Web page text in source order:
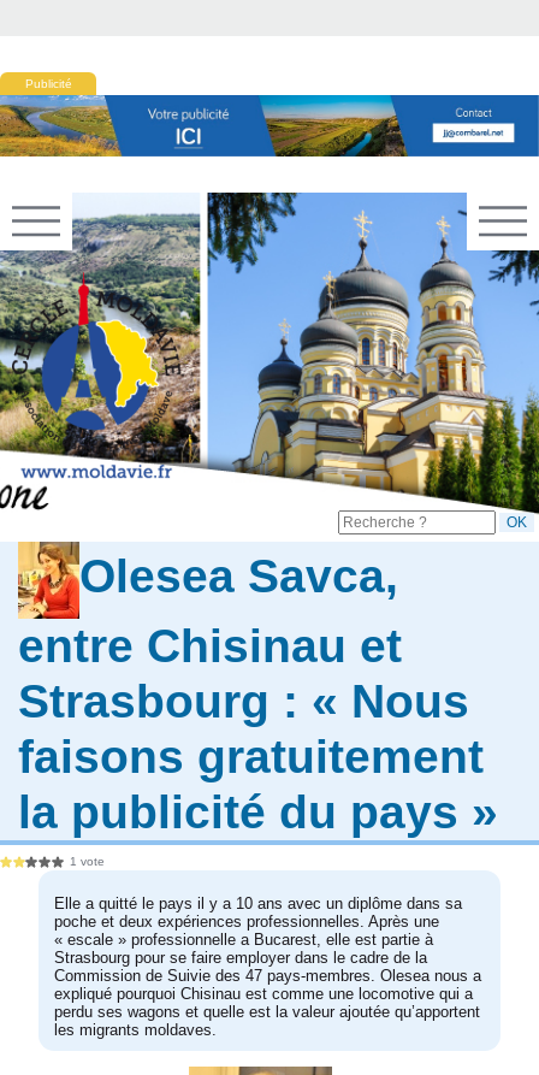
Publicité
Olesea Savca,
entre Chisinau et
Strasbourg : « Nous
faisons gratuitement
la publicité du pays »
1 vote
Elle a quitté le pays il y a 10 ans avec un diplôme dans sa
poche et deux expériences professionnelles. Après une
« escale » professionnelle a Bucarest, elle est partie à
Strasbourg pour se faire employer dans le cadre de la
Commission de Suivie des 47 pays-membres. Olesea nous a
expliqué pourquoi Chisinau est comme une locomotive qui a
perdu ses wagons et quelle est la valeur ajoutée qu’apportent
les migrants moldaves.